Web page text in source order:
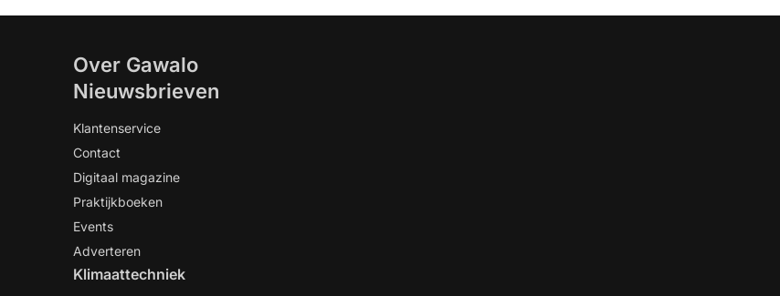
Over Gawalo
Nieuwsbrieven
Klantenservice
Contact
Digitaal magazine
Praktijkboeken
Events
Adverteren
Klimaattechniek